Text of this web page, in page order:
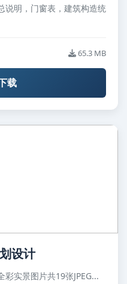
说明，门窗表，建筑构造统
65.3 MB
载
设计
实景图片共19张JPEG...